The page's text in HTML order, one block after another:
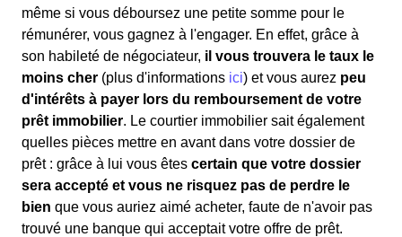
même si vous déboursez une petite somme pour le
rémunérer, vous gagnez à l'engager. En effet, grâce à
son habileté de négociateur, il vous trouvera le taux le
moins cher (plus d'informations ici) et vous aurez peu
d'intérêts à payer lors du remboursement de votre
prêt immobilier. Le courtier immobilier sait également
quelles pièces mettre en avant dans votre dossier de
prêt : grâce à lui vous êtes certain que votre dossier
sera accepté et vous ne risquez pas de perdre le
bien que vous auriez aimé acheter, faute de n'avoir pas
trouvé une banque qui acceptait votre offre de prêt.